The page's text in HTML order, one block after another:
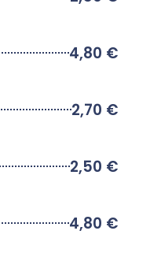
4,80 €
2,70 €
2,50 €
4,80 €